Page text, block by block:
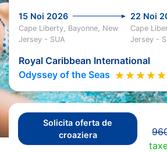
15 Noi 2026 22 Noi
Cape Liberty, Bayonne, New
Jersey - SUA
Cape
Jersey -
Royal Caribbean International
Odyssey of the Seas
Solicita oferta de
croaziera